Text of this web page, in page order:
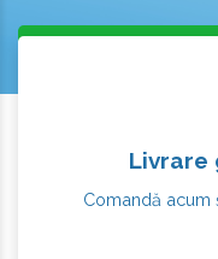
Livrare
Comandă